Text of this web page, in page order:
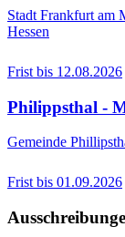
Stadt Frankfurt am
Hessen
Frist bis 12.08.2026
Philippsthal -
Gemeinde
Frist bis 01.09.2026